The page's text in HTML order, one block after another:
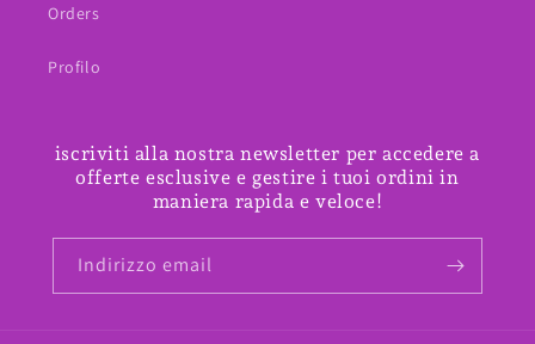
Orders
Profilo
iscriviti alla nostra newsletter per accedere a
offerte esclusive e gestire i tuoi ordini in
maniera rapida e veloce!
Indirizzo email